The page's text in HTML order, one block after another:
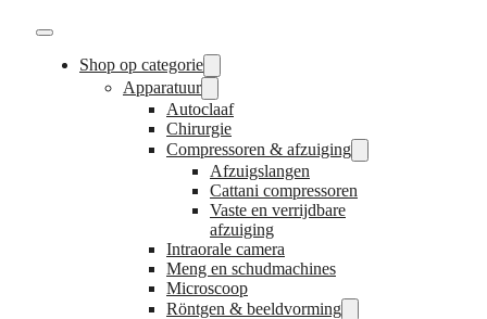
Shop op categorie
Apparatuur
Autoclaaf
Chirurgie
Compressoren & afzuiging
Afzuigslangen
Cattani compressoren
Vaste en verrijdbare
afzuiging
Intraorale camera
Meng en schudmachines
Microscoop
Röntgen & beeldvorming